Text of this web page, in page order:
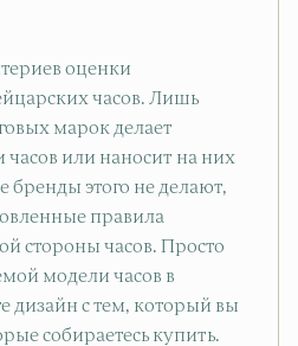
оценки
часов. Лишь
марок делает
или наносит на них
бренды этого не делают,
правила
стороны часов. Просто
модели часов в
дизайн с тем, который вы
собираетесь купить.